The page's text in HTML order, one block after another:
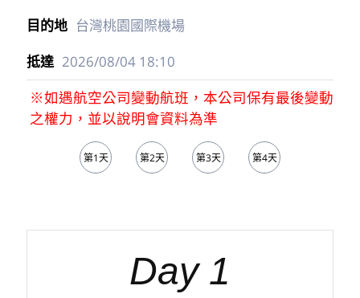
台灣桃園國際機場
2026/08/0418:10
※如遇航空公司變動航班，本公司保有最後變動
之權力，並以說明會資料為準
第1天 第2天 第3天 第4天
Day 1